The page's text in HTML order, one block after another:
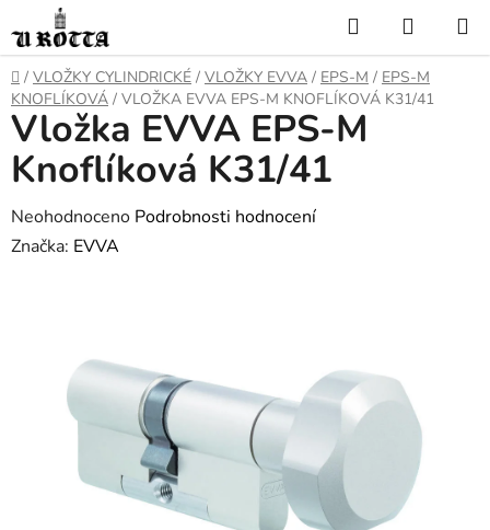
na
obsah
Hledat
KOŠÍK
DOMŮ
/ VLOŽKY CYLINDRICKÉ / VLOŽKY EVVA / EPS-M / EPS-M
KNOFLÍKOVÁ / VLOŽKA EVVA EPS-M KNOFLÍKOVÁ K31/41
Vložka EVVA EPS-M
Knoflíková K31/41
Průměrné
hodnocení
hvězdiček.
Neohodnoceno Podrobnosti hodnocení
Značka: EVVA